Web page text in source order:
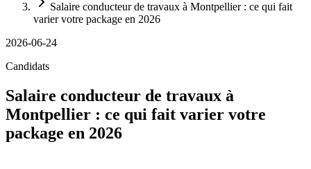
Salaire conducteur de travaux à Montpellier : ce qui fait
varier votre package en 2026
2026-06-24
Candidats
Salaire conducteur de travaux à
Montpellier : ce qui fait varier votre
package en 2026